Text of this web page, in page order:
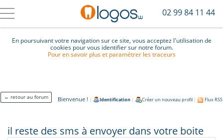
En poursuivant votre navigation sur ce site, vous acceptez l'utilisation de
cookies pour vous identifier sur notre forum.
Pour en savoir plus et paramétrer les traceurs
02 99 84 11 44
← retour au forum Bienvenue ! | Identification | Créer un nouveau profil | Flux RSS
il reste des sms à envoyer dans votre boite